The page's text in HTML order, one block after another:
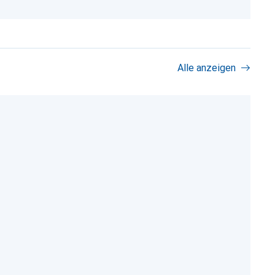
Alle anzeigen